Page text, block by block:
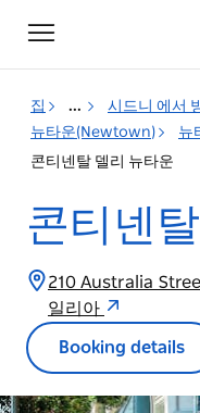
Toggle
navigation
집 ... 시드니 에서
뉴타운(Newtown)
뉴
콘티넨탈 델리 뉴타운
콘티넨
210 Australia
일리아
Booking details